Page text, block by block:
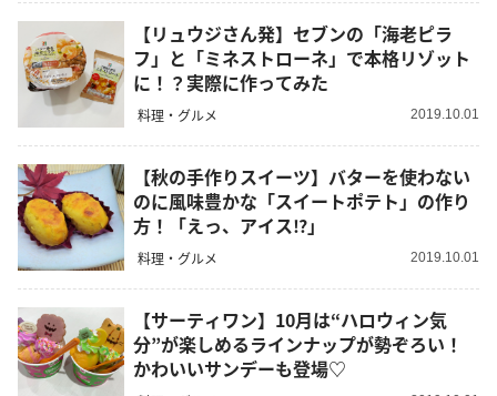
【リュウジさん発】セブンの「海老ピラ
フ」と「ミネストローネ」で本格リゾット
に！？実際に作ってみた
料理・グルメ 2019.10.01
【秋の手作りスイーツ】バターを使わない
のに風味豊かな「スイートポテト」の作り
方！「えっ、アイス⁉」
料理・グルメ 2019.10.01
【サーティワン】10月は“ハロウィン気
分”が楽しめるラインナップが勢ぞろい！
かわいいサンデーも登場♡